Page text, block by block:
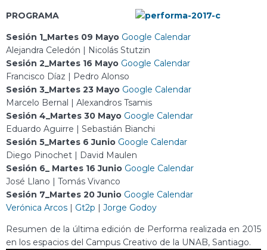
PROGRAMA
Sesión 1_Martes 09 Mayo Google Calendar
Alejandra Celedón | Nicolás Stutzin
Sesión 2_Martes 16 Mayo Google Calendar
Francisco Díaz | Pedro Alonso
Sesión 3_Martes 23 Mayo Google Calendar
Marcelo Bernal | Alexandros Tsamis
Sesión 4_Martes 30 Mayo Google Calendar
Eduardo Aguirre | Sebastián Bianchi
Sesión 5_Martes 6 Junio Google Calendar
Diego Pinochet | David Maulen
Sesión 6_ Martes 16 Junio Google Calendar
José Llano | Tomás Vivanco
Sesión 7_Martes 20 Junio Google Calendar
Verónica Arcos | Gt2p | Jorge Godoy
Resumen de la última edición de Performa realizada en 2015
en los espacios del Campus Creativo de la UNAB, Santiago.